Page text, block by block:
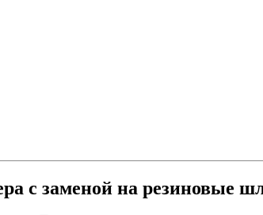
с заменой на резиновые